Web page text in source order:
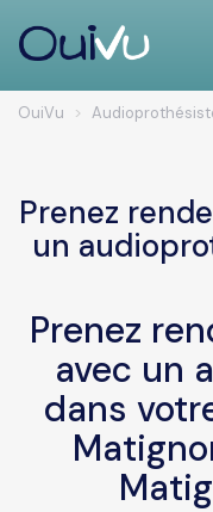
OuiVu
Prenez
un
Prenez
avec un
dans